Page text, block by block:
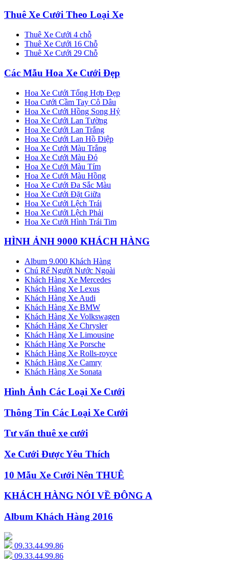
Thuê Xe Cưới Theo Loại Xe
Thuê Xe Cưới 4 chỗ
Thuê Xe Cưới 16 Chỗ
Thuê Xe Cưới 29 Chỗ
Các Mẫu Hoa Xe Cưới Đẹp
Hoa Xe Cưới Tổng Hợp Đẹp
Hoa Cưới Cầm Tay Cô Dâu
Hoa Xe Cưới Hồng Song Hỷ
Hoa Xe Cưới Lan Tường
Hoa Xe Cưới Lan Trắng
Hoa Xe Cưới Lan Hồ Điệp
Hoa Xe Cưới Màu Trắng
Hoa Xe Cưới Màu Đỏ
Hoa Xe Cưới Màu Tím
Hoa Xe Cưới Màu Hồng
Hoa Xe Cưới Đa Sắc Màu
Hoa Xe Cưới Đặt Giữa
Hoa Xe Cưới Lệch Trái
Hoa Xe Cưới Lệch Phải
Hoa Xe Cưới Hình Trái Tim
HÌNH ẢNH 9000 KHÁCH HÀNG
Album 9.000 Khách Hàng
Chú Rể Người Nước Ngoài
Khách Hàng Xe Mercedes
Khách Hàng Xe Lexus
Khách Hàng Xe Audi
Khách Hàng Xe BMW
Khách Hàng Xe Volkswagen
Khách Hàng Xe Chrysler
Khách Hàng Xe Limousine
Khách Hàng Xe Porsche
Khách Hàng Xe Rolls-royce
Khách Hàng Xe Camry
Khách Hàng Xe Sonata
Hình Ảnh Các Loại Xe Cưới
Thông Tin Các Loại Xe Cưới
Tư vấn thuê xe cưới
Xe Cưới Được Yêu Thích
10 Mẫu Xe Cưới Nên THUÊ
KHÁCH HÀNG NÓI VỀ ĐÔNG A
Album Khách Hàng 2016
09.33.44.99.86
09.33.44.99.86